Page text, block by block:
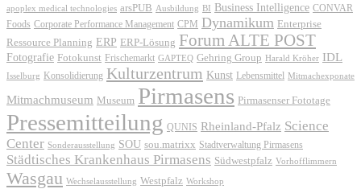
apoplex medical technologies arsPUB Ausbildung BI Business Intelligence CONVAR
Foods Corporate Performance Management CPM Dynamikum Enterprise
Ressource Planning ERP ERP-Lösung Forum ALTE POST
Fotografie Fotokunst Frischemarkt GAPTEQ Gehring Group Harald Kröher IDL
Isselburg Konsolidierung Kulturzentrum Kunst Lebensmittel Mitmachexponate
Mitmachmuseum Museum Pirmasens Pirmasenser Fototage
Pressemitteilung QUNIS Rheinland-Pfalz Science
Center Sonderausstellung SOU sou.matrixx Stadtverwaltung Pirmasens
Städtisches Krankenhaus Pirmasens Südwestpfalz Vorhofflimmern
Wasgau Wechselausstellung Westpfalz Workshop